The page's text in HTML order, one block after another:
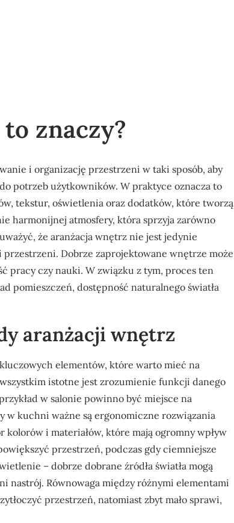
znaczy?
i organizację przestrzeni w taki sposób, aby
potrzeb użytkowników. W praktyce oznacza to
tekstur, oświetlenia oraz dodatków, które tworzą
harmonijnej atmosfery, która sprzyja zarówno
że aranżacja wnętrz nie jest jedynie
Dobrze zaprojektowane wnętrze może
pracy czy nauki. W związku z tym, proces ten
pomieszczeń, dostępność naturalnego światła
aranżacji wnętrz
elementów, które warto mieć na
istotne jest zrozumienie funkcji danego
w salonie powinno być miejsce na
w kuchni ważne są ergonomiczne rozwiązania
i materiałów, które mają ogromny wpływ
przestrzeń, podczas gdy ciemniejsze
– dobrze dobrane źródła światła mogą
nastrój. Równowaga między różnymi elementami
przestrzeń, natomiast zbyt mało sprawi,